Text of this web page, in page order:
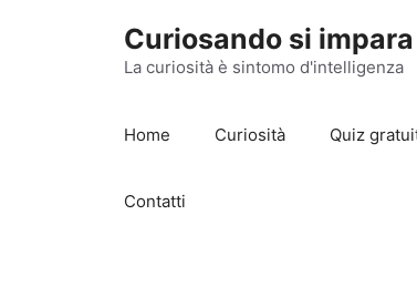
Curiosando si impara
La curiosità è sintomo d'intelligenza
Home Curiosità Quiz
Contatti